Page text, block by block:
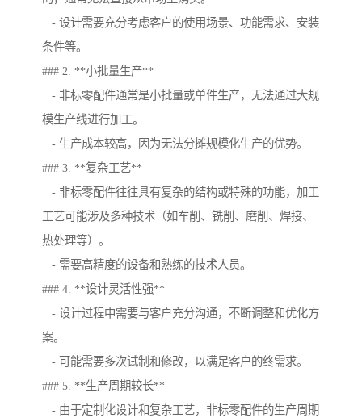
- 设计需要充分考虑客户的使用场景、功能需求、安装
条件等。
### 2. **小批量生产**
- 非标零配件通常是小批量或单件生产，无法通过大规
模生产线进行加工。
- 生产成本较高，因为无法分摊规模化生产的优势。
### 3. **复杂工艺**
- 非标零配件往往具有复杂的结构或特殊的功能，加工
工艺可能涉及多种技术（如车削、铣削、磨削、焊接、
热处理等）。
- 需要高精度的设备和熟练的技术人员。
### 4. **设计灵活性强**
- 设计过程中需要与客户充分沟通，不断调整和优化方
案。
- 可能需要多次试制和修改，以满足客户的终需求。
### 5. **生产周期较长**
- 由于定制化设计和复杂工艺，非标零配件的生产周期